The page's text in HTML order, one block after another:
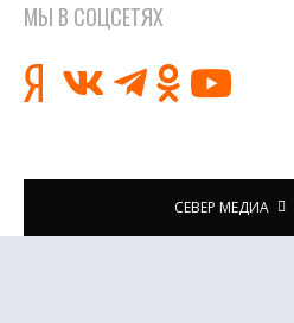
МЫ В СОЦСЕТЯХ
СЕВЕР МЕДИА